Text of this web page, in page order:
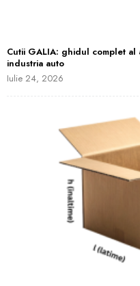
Cutii GALIA: ghidul complet
industria auto
Iulie 24, 2026